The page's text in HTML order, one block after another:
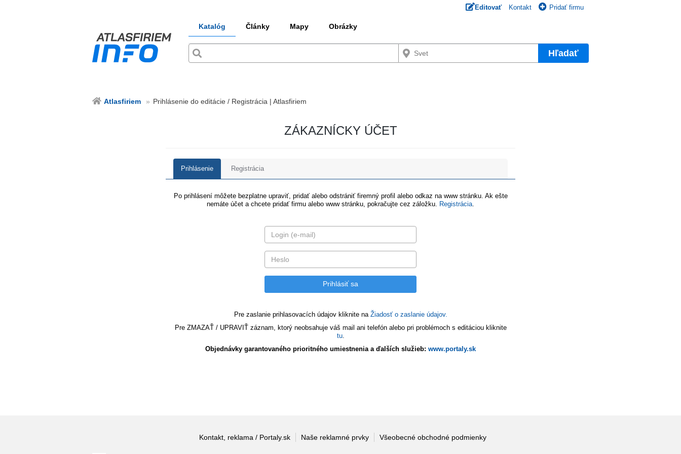
Editovať Kontakt Pridať firmu
Katalóg Články Mapy Obrázky
Hľadať
Atlasfiriem Prihlásenie do editácie / Registrácia | Atlasfiriem
ZÁKAZNÍCKY ÚČET
Prihlásenie Registrácia
Po prihlásení môžete bezplatne upraviť, pridať alebo odstrániť firemný profil alebo odkaz na www stránku. Ak ešte
nemáte účet a chcete pridať firmu alebo www stránku, pokračujte cez záložku.
Registrácia
Pre zaslanie prihlasovacích údajov kliknite na Žiadosť o zaslanie údajov.
Pre ZMAZAŤ / UPRAVIŤ záznam, ktorý neobsahuje váš mail ani telefón alebo pri problémoch s editáciou kliknite
tu.
Objednávky garantovaného prioritného umiestnenia a ďalších služieb: www.portaly.sk
Kontakt, reklama / Portaly.sk Naše reklamné prvky Všeobecné obchodné podmienky